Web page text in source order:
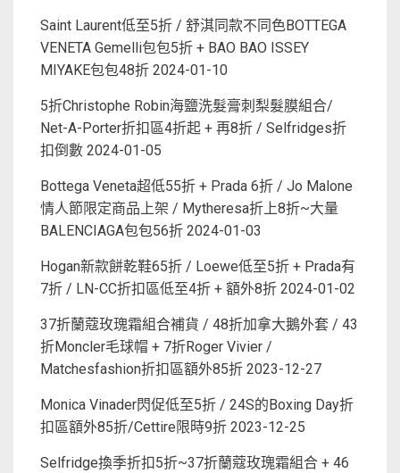
Saint Laurent低至5折 / 舒淇同款不同色BOTTEGA
VENETA Gemelli包包5折 + BAO BAO ISSEY
MIYAKE包包48折 2024-01-10
5折Christophe Robin海鹽洗髮膏刺梨髮膜組合/
Net-A-Porter折扣區4折起 + 再8折 / Selfridges折
扣倒數 2024-01-05
Bottega Veneta超低55折 + Prada 6折 / Jo Malone
情人節限定商品上架 / Mytheresa折上8折~大量
BALENCIAGA包包56折 2024-01-03
Hogan新款餅乾鞋65折 / Loewe低至5折 + Prada有
7折 / LN-CC折扣區低至4折 + 額外8折 2024-01-02
37折蘭蔻玫瑰霜組合補貨 / 48折加拿大鵝外套 / 43
折Moncler毛球帽 + 7折Roger Vivier /
Matchesfashion折扣區額外85折 2023-12-27
Monica Vinader閃促低至5折 / 24S的Boxing Day折
扣區額外85折/Cettire限時9折 2023-12-25
Selfridge換季折扣5折~37折蘭蔻玫瑰霜組合 + 46